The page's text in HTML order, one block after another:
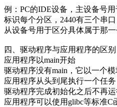
例：PC的IDE设备，主设备号
标识每个分区，2440有三个串
从设备号用于区分具体属于那一
四、驱动程序与应用程序的区别
应用程序以main开始
驱动程序没有main，它以一个
应用程序从头到尾执行一个任务
驱动程序完成初始化之后不再
应用程序可以使用glibc等标准C